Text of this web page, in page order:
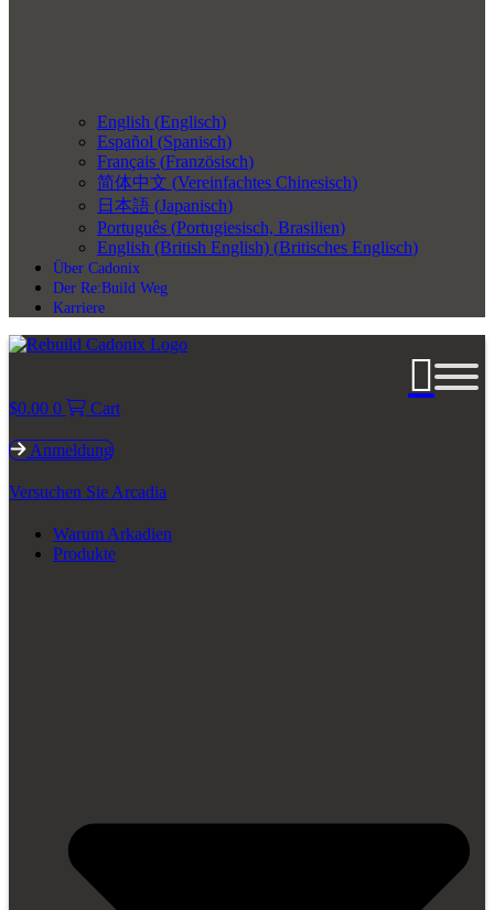
English (Englisch)
Español (Spanisch)
Français (Französisch)
简体中文 (Vereinfachtes Chinesisch)
日本語 (Japanisch)
Português (Portugiesisch, Brasilien)
English (British English) (Britisches Englisch)
Über Cadonix
Der Re:Build Weg
Karriere
$0.00 0 Cart
Anmeldung
Versuchen Sie Arcadia
Warum Arkadien
Produkte